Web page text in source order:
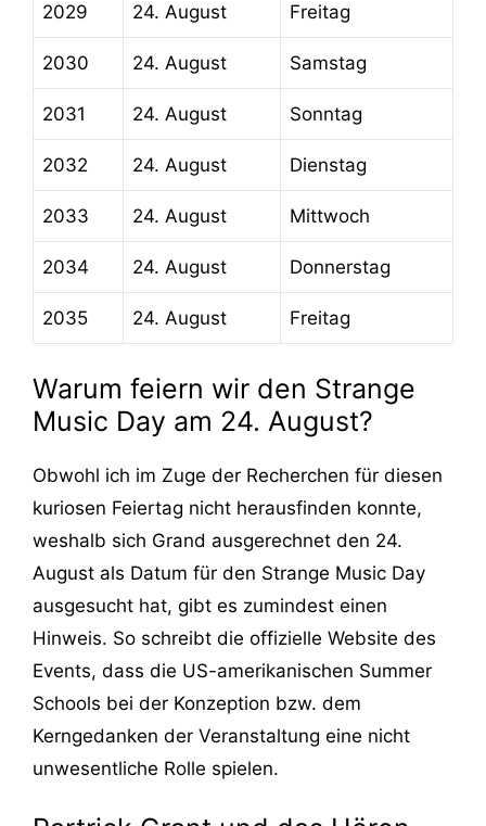
2029 24. August Freitag
2030 24. August Samstag
2031 24. August Sonntag
2032 24. August Dienstag
2033 24. August Mittwoch
2034 24. August Donnerstag
2035 24. August Freitag
Warum feiern wir den Strange
Music Day am 24. August?
Obwohl ich im Zuge der Recherchen für diesen
kuriosen Feiertag nicht herausfinden konnte,
weshalb sich Grand ausgerechnet den 24.
August als Datum für den Strange Music Day
ausgesucht hat, gibt es zumindest einen
Hinweis. So schreibt die offizielle Website des
Events, dass die US-amerikanischen Summer
Schools bei der Konzeption bzw. dem
Kerngedanken der Veranstaltung eine nicht
unwesentliche Rolle spielen.